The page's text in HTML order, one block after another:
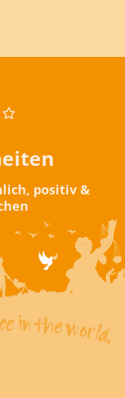
positiv &